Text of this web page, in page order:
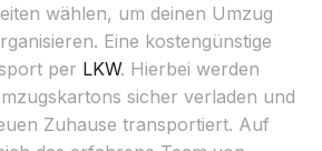
wählen, um deinen Umzug
Eine kostengünstige
per LKW. Hierbei werden
sicher verladen und
Zuhause transportiert. Auf